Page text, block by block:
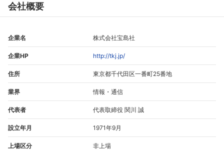
会社概要
企業名 株式会社宝島社
企業HP http://tkj.jp/
住所 東京都千代田区一番町25番地
業界 情報・通信
代表者 代表取締役 関川 誠
設立年月 1971年9月
上場区分 非上場